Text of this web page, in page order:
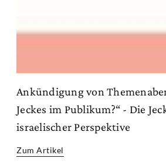
Ankündigung von
Jeckes im Publikum?“ - Die
israelischer Perspektive
Zum Artikel